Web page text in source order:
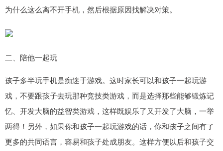
为什么这么离不开手机，然后根据原因找解决对策。
二、陪他一起玩
孩子多半玩手机是痴迷于游戏。这时家长可以和孩子一起玩游
戏，不要跟孩子去玩那种竞技类游戏，而是选择那些能够锻炼记
忆、开发大脑的益智类游戏，这样既娱乐了又开发了大脑，一举
两得！另外，如果你和孩子一起玩游戏的话，你和孩子之间有了
更多的共同语言，容易和孩子处成朋友。这样方便以后和孩子交